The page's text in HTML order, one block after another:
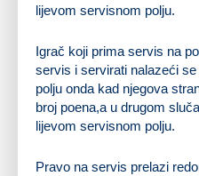
lijevom servisnom polju.
Igrač koji prima servis na
servis i servirati nalazeći
polju onda kad njegova
broj poena,a u drugom
lijevom servisnom polju.
Pravo na servis prelazi